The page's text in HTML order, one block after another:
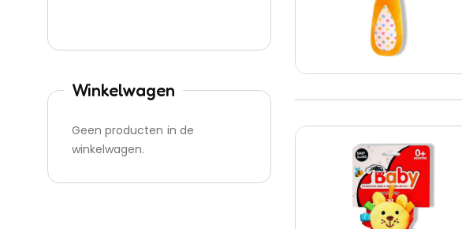
Winkelwagen
Geen producten in de
winkelwagen.